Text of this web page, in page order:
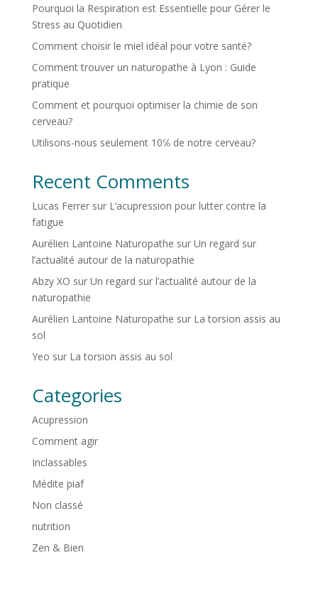
Pourquoi la Respiration est Essentielle pour Gérer le
Stress au Quotidien
Comment choisir le miel idéal pour votre santé?
Comment trouver un naturopathe à Lyon : Guide
pratique
Comment et pourquoi optimiser la chimie de son
cerveau?
Utilisons-nous seulement 10℅ de notre cerveau?
Recent Comments
Lucas Ferrersur L’acupression pour lutter contre la
fatigue
Aurélien Lantoine Naturopathe sur Un regard sur
l’actualité autour de la naturopathie
Abzy XO sur Un regard sur l’actualité autour de la
naturopathie
Aurélien Lantoine Naturopathe sur La torsion assis au
sol
Yeo sur La torsion assis au sol
Categories
Acupression
Comment agir
Inclassables
Médite piaf
Non classé
nutrition
Zen & Bien